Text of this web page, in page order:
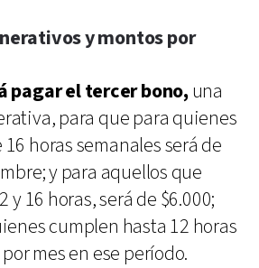
y montos por
pagar el tercer bono,una
para que para quienes
horas semanales será de
y para aquellos que
16 horas, será de $6.000;
cumplen hasta 12 horas
mes en ese período.